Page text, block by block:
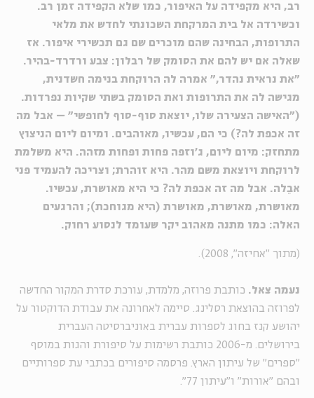
רב, היא מקפידה על האיפור, כמו שלא הקפידה זמן רב.
וכשירדה אל בית המרקחת השכונתי לחדש את מלאי
התרופות, הבחינה שהם מוכרים שם גם תכשירי איפור. אז
שאלה אם יש להם את הסומק של רבלון: צבע ורדרד-בהיר.
"את נראית נהדר," אמרה לה הרוקחת בנימה חשדנית,
מגישה לה את התרופות ואת הסומק בשתי שקיות נפרדות.
("האישה הצעירה שלו, יוצאת סוף-סוף לחופשי" – אבל מה
זה אכפת לה?) כי הם, עכשיו, מאוהבים. ומיום ליום הניצוץ
מתחזק: מיום ליום, ג'וזפה פחות ופחות מזהה. היא משלמת
לרוקחת ויוצאת משם מהר. היא זוהרת; וצריכה להעמיד פני
אבֵלה. אבל מה זה אכפת לה? כי היא מאושרת, עכשיו.
מאושרת, מאושרת, מאושרת (היא מגוחכת); והרגעים
האלה: כמו מתנה מאהוב יקר שעומד לנסוע רחוק.
(מתוך "אחיזה", 2008).
נעמה צאל. כותבת פרוזה, מלמדת, עורכת סדרת המקור החדשה
לפרוזה בהוצאת רסלינג. סיימה לאחרונה את עבודת הדוקטור על
יהושע קנז בחוג לספרות עברית באוניברסיטה העברית
בירושלים. מ-2006 כותבת רשימות על סיפורת והגות במוסף
"ספרים" של עיתון הארץ. פרסמה סיפורים בכתבי עת ספרותיים
ובהם "אורות" ו"עיתון 77".